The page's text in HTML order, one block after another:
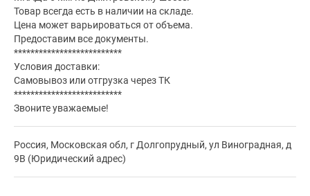
Товар всегда есть в наличии на складе.
Цена может варьироваться от объема.
Предоставим все документы.
**************************
Условия доставки:
Самовывоз или отгрузка через ТК
**************************
Звоните уважаемые!
Россия, Московская обл, г Долгопрудный, ул Виноградная, д
9В (Юридический адрес)